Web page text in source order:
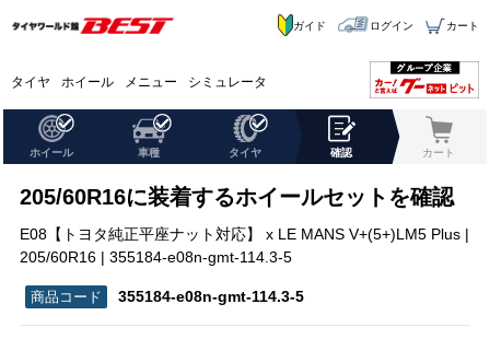
タイヤ ホイール メニュー シミュレータ
ガイド ログイン カート
ホイール 車種 タイヤ 確認 カート
205/60R16に装着するホイールセットを確認
E08【トヨタ純正平座ナット対応】 x LE MANS V+(5+)LM5 Plus |
205/60R16 | 355184-e08n-gmt-114.3-5
355184-e08n-gmt-114.3-5